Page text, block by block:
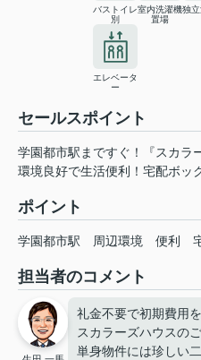
バストイレ
別
室内洗濯機
置場
独
エレベータ
ー
セールスポイント
学園都市駅まですぐ！『スカラ
環境良好で生活便利！宅配ボッ
ポイント
学園都市駅 周辺環境 便利
担当者のコメント
礼金不要で初期費用
スカラーズハウスの
単身物件には珍しい